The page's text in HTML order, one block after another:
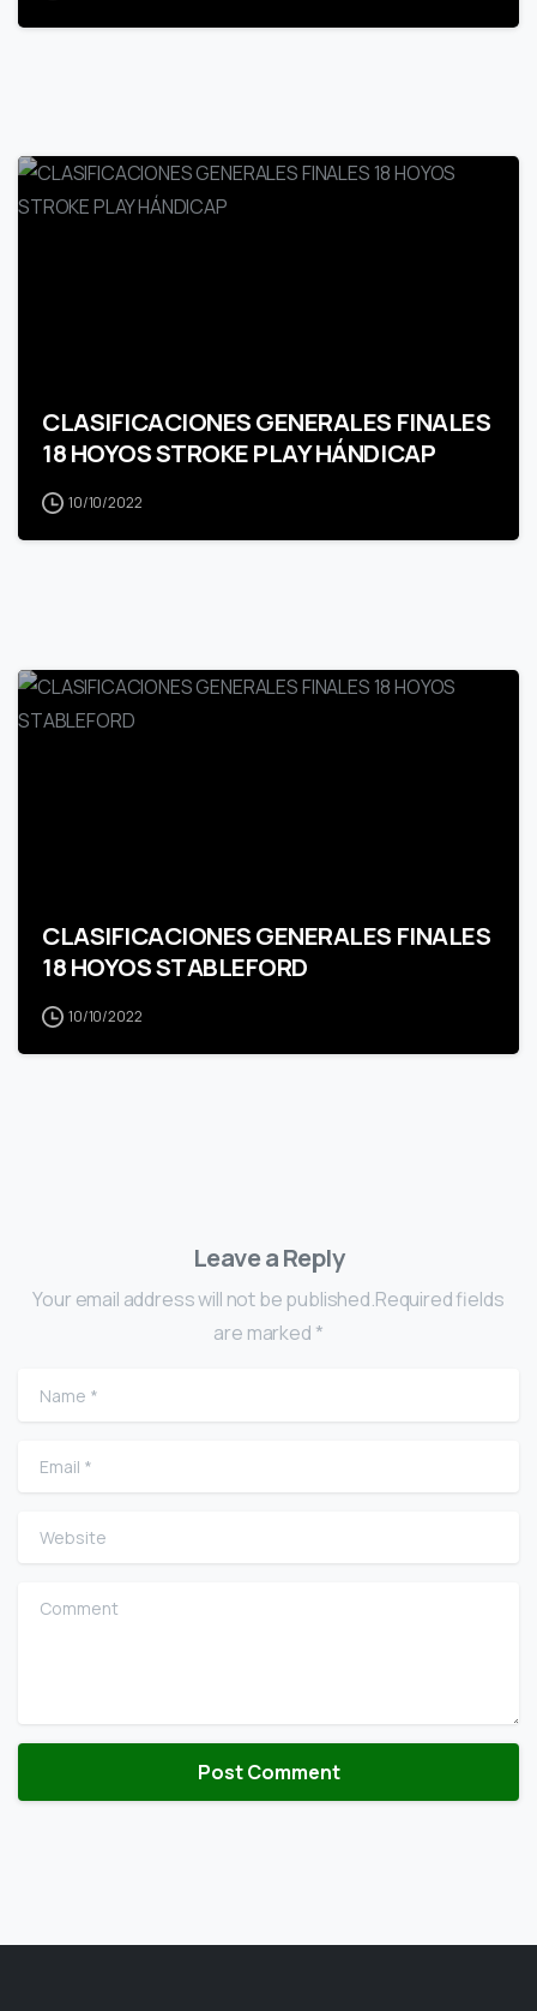
CLASIFICACIONES GENERALES FINALES
18 HOYOS STROKE PLAY HÁNDICAP
10/10/2022
CLASIFICACIONES GENERALES FINALES
18 HOYOS STABLEFORD
10/10/2022
Leave a Reply
Your email address will not be published.Required fields
are marked *
Name
Email
Website
Comment